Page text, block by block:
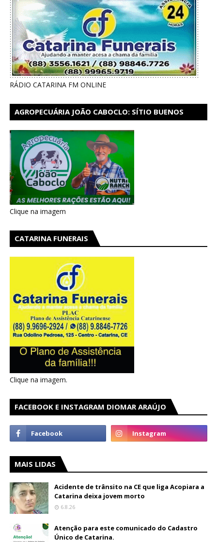
RÁDIO CATARINA FM ONLINE
AGROPECUÁRIA JOÃO CABOCLO: SÍTIO BUENOS
Clique na imagem
CATARINA FUNERAIS
Clique na imagem.
FACEBOOK E INSTAGRAM DIOMAR ARAÚJO
MAIS LIDAS
Acidente de trânsito na CE que liga Acopiara a
Catarina deixa jovem morto
6.8.26
Atenção para este comunicado do Cadastro
Único de Catarina.